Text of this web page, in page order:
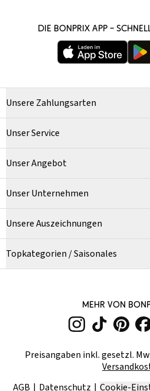
DIE BONPRIX APP –
Unsere Zahlungsarten
Unser Service
Unser Angebot
Unser Unternehmen
Unsere Auszeichnungen
Topkategorien / Saisonales
MEHR VON
Preisangaben inkl. gesetzl.
AGB
Datenschutz Cookie-